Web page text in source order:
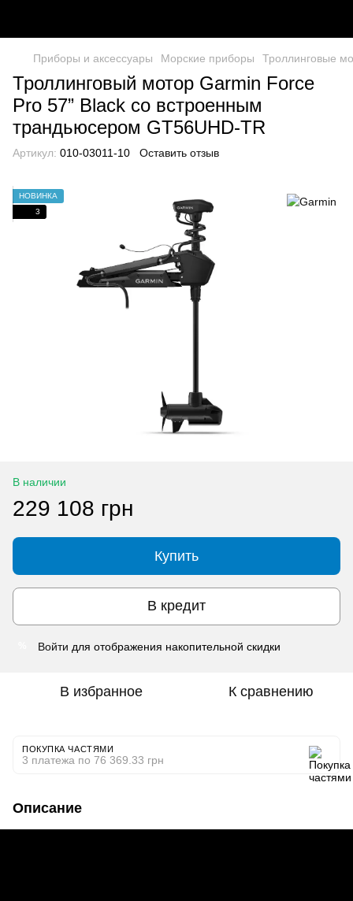
Приборы и аксессуары Морские приборы Троллинговые
Троллинговый мотор Garmin Force
Pro 57” Black со встроенным
трандьюсером GT56UHD-TR
Артикул: 010-03011-10 Оставить отзыв
НОВИНКА
3
В наличии
229 108 грн
Купить
В кредит
Войти для отображения накопительной скидки
В избранное К сравнению
ПОКУПКА ЧАСТЯМИ
3 платежа по 76 369.33 грн
Описание